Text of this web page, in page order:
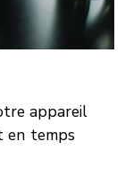
appareil
en temps